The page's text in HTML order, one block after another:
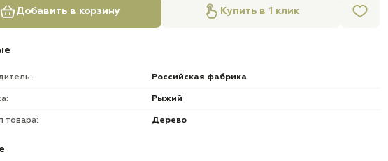
Добавить в корзину Купить в 1 клик
Российская фабрика
Рыжий
товара: Дерево